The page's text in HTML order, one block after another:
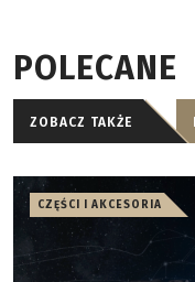
POLECANE
ZOBACZ TAKŻE
CZĘŚCI I AKCESORIA